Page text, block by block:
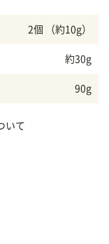
2個 （約10g）
約30g
90g
いて